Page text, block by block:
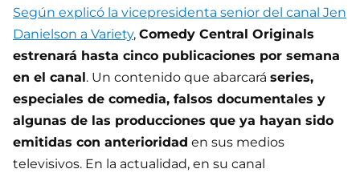
Según explicó la vicepresidenta senior del canal Jen
Danielson a Variety, Comedy Central Originals
estrenará hasta cinco publicaciones por semana
en el canal. Un contenido que abarcará series,
especiales de comedia, falsos documentales y
algunas de las producciones que ya hayan sido
emitidas con anterioridad en sus medios
televisivos. En la actualidad, en su canal